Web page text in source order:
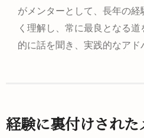
がメンターとして、長年の
く理解し、常に最良となる
的に話を聞き、実践的なアド
経験に裏付けされた